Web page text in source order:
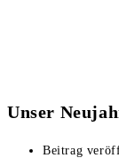
Unser
Beitrag